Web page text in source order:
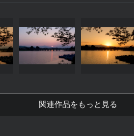
関連作品をもっと見る